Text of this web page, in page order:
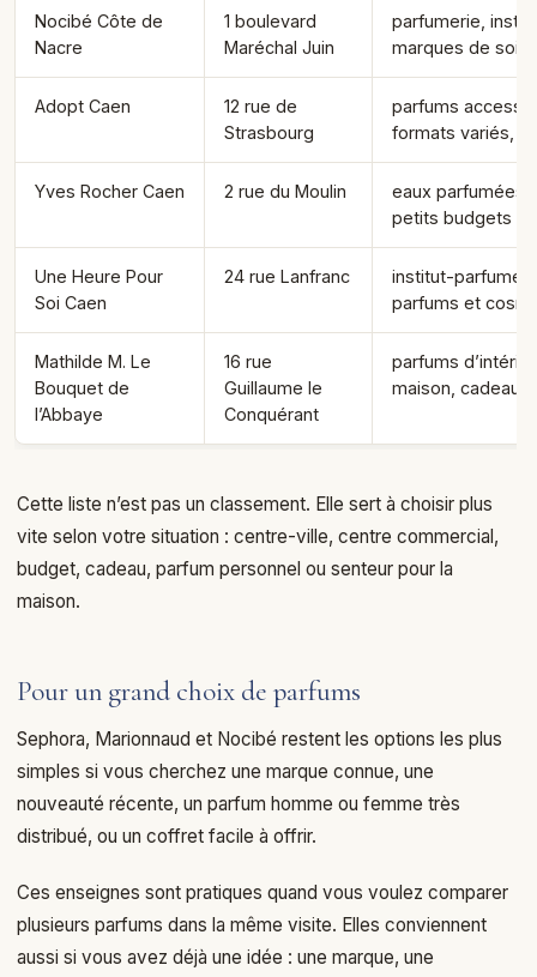
Nocibé Côte de
Nacre
1 boulevard
Maréchal Juin
parfumerie,
marques de soin
Adopt Caen
12 rue de
Strasbourg
parfums
formats variés,
Yves Rocher Caen 2 rue du Moulin
eaux parfumées,
petits budgets
Une Heure Pour
Soi Caen
24 rue Lanfranc
institut-
parfums et
Mathilde M. Le
Bouquet de
l’Abbaye
16 rue
Guillaume le
Conquérant
parfums
maison, cadeaux
Cette liste n’est pas un classement. Elle sert à choisir plus
vite selon votre situation : centre-ville, centre commercial,
budget, cadeau, parfum personnel ou senteur pour la
maison.
Pour un grand choix de parfums
Sephora, Marionnaud et Nocibé restent les options les plus
simples si vous cherchez une marque connue, une
nouveauté récente, un parfum homme ou femme très
distribué, ou un coffret facile à offrir.
Ces enseignes sont pratiques quand vous voulez comparer
plusieurs parfums dans la même visite. Elles conviennent
aussi si vous avez déjà une idée : une marque, une